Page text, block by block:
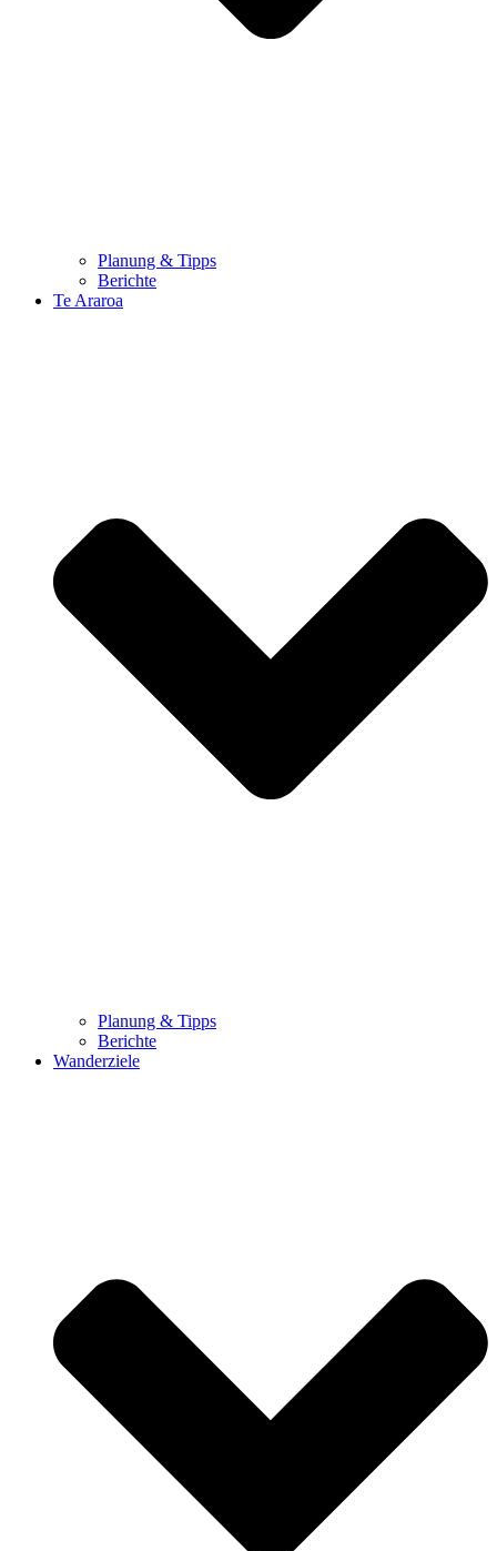
Planung & Tipps
Berichte
Te Araroa
Planung & Tipps
Berichte
Wanderziele